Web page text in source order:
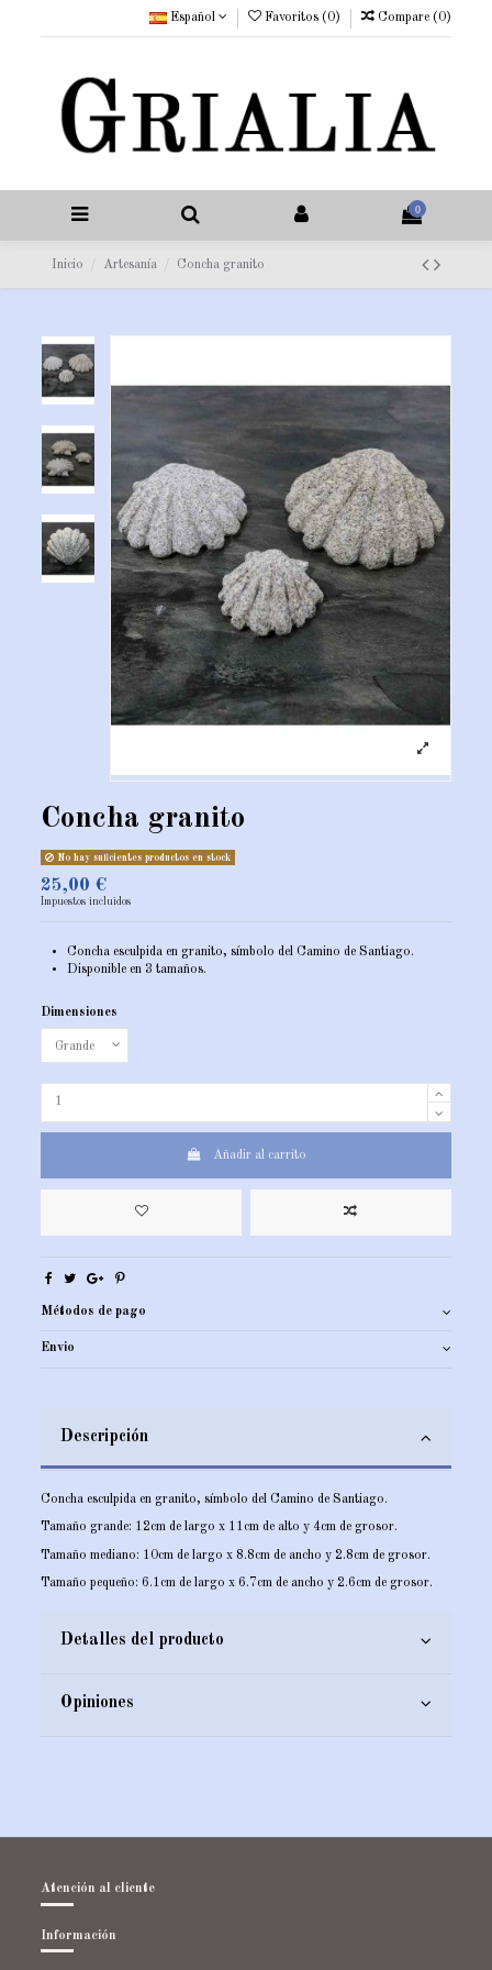
Español Favoritos (0) Compare (0)
0
Inicio Artesanía Concha granito
Concha granito
No hay suficientes productos en stock
25,00 €
Impuestos incluidos
Concha esculpida en granito, símbolo del Camino de Santiago.
Disponible en 3 tamaños.
Dimensiones
Añadir al carrito
Métodos de pago
Envio
Descripción
Concha esculpida en granito, símbolo del Camino de Santiago.
Tamaño grande: 12cm de largo x 11cm de alto y 4cm de grosor.
Tamaño mediano: 10cm de largo x 8.8cm de ancho y 2.8cm de grosor.
Tamaño pequeño: 6.1cm de largo x 6.7cm de ancho y 2.6cm de grosor.
Detalles del producto
Opiniones
Atención al cliente
Información